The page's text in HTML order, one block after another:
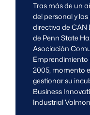
Tras más de un
del personal y
directiva de CAN
de Penn State
Asociación
Emprendimiento
2005, momento
gestionar su
Business
Industrial